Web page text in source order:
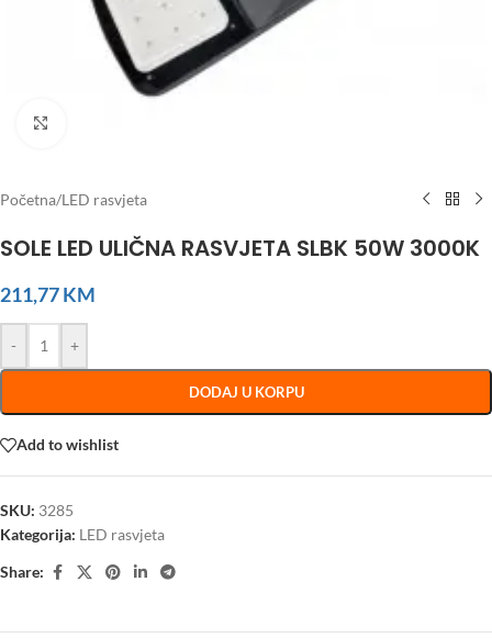
Početna/LED rasvjeta
SOLE LED ULIČNA RASVJETA SLBK 50W 3000K
211,77KM
- +
DODAJ U KORPU
Add to wishlist
SKU: 3285
Kategorija: LED rasvjeta
Share: